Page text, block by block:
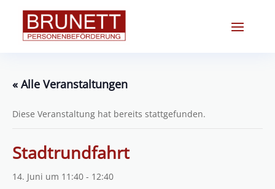
« Alle Veranstaltungen
Diese Veranstaltung hat bereits stattgefunden.
Stadtrundfahrt
14. Juni um 11:40 - 12:40